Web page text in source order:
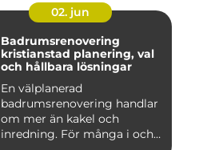
02. jun
Badrumsrenovering
kristianstad planering, val
och hållbara lösningar
En välplanerad
badrumsrenovering handlar
om mer än kakel och
inredning. För många i och